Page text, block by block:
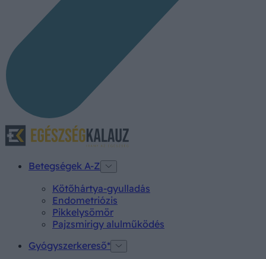
Betegségek A-Z
Kötőhártya-gyulladás
Endometriózis
Pikkelysömör
Pajzsmirigy alulműködés
Gyógyszerkereső*